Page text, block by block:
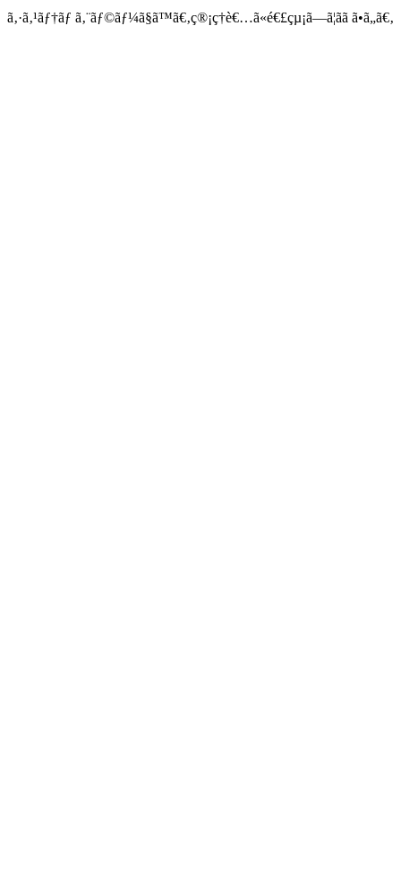
ã‚·ã‚¹ãƒ†ãƒ ã‚¨ãƒ©ãƒ¼ã§ã™ã€‚ç®¡ç†è€…ã«é€£çµ¡ã—ã¦ãã ã•ã„ã€‚